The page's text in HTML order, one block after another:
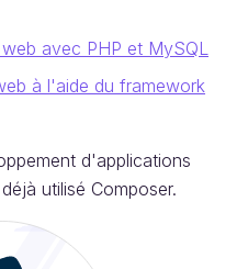
avec PHP et MySQL
à l'aide du framework
d'applications
utilisé Composer.